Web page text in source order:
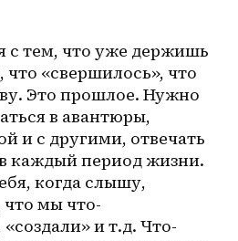
что «свершилось», что
Это прошлое. Нужно
в авантюры,
и с другими, отвечать
каждый период жизни.
когда слышу,
что мы что-
и т.д. Что-